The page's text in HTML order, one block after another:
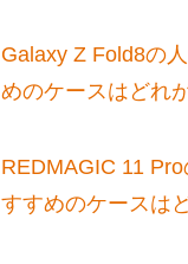
Galaxy Z Fold8の
めのケースはどれ
REDMAGIC 11
すすめのケースは